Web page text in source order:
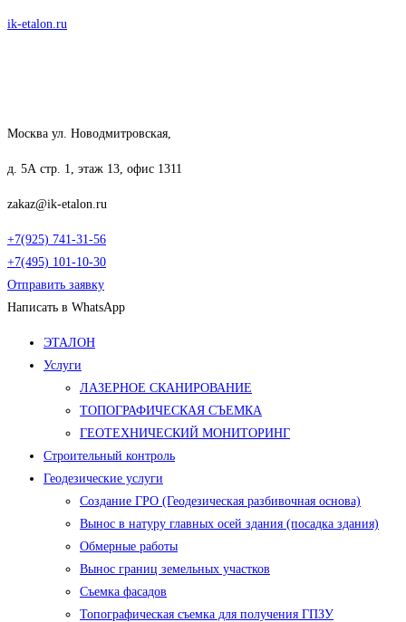
Перейти
ik-etalon.ru
Москва ул. Новодмитровская,
д. 5А стр. 1, этаж 13, офис 1311
zakaz@ik-etalon.ru
+7(925) 741-31-56
+7(495) 101-10-30
Отправить заявку
Написать в WhatsApp
Меню
ЭТАЛОН
Услуги
ЛАЗЕРНОЕ СКАНИРОВАНИЕ
ТОПОГРАФИЧЕСКАЯ СЪЕМКА
ГЕОТЕХНИЧЕСКИЙ МОНИТОРИНГ
Строительный контроль
Геодезические услуги
Создание ГРО (Геодезическая разбивочная основа)
Вынос в натуру главных осей здания (посадка здания)
Обмерные работы
Вынос границ земельных участков
Съемка фасадов
Топографическая съемка для получения ГПЗУ